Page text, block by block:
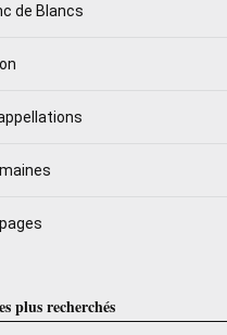
de Blancs
plus recherchés